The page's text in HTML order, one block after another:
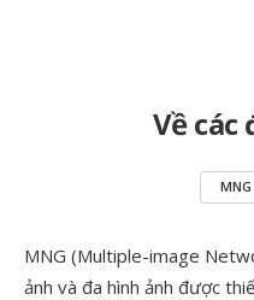
Về
MNG
MNG (Multiple-image
ảnh và đa hình ảnh được